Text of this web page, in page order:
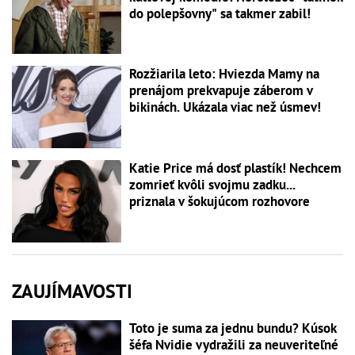
do polepšovny" sa takmer zabil!
Rozžiarila leto: Hviezda Mamy na
prenájom prekvapuje záberom v
bikinách. Ukázala viac než úsmev!
Katie Price má dosť plastík! Nechcem
zomrieť kvôli svojmu zadku...
priznala v šokujúcom rozhovore
ZAUJÍMAVOSTI
Toto je suma za jednu bundu? Kúsok
šéfa Nvidie vydražili za neuveriteľné